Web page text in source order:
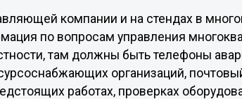
компании и на стендах в
по вопросам управления
там должны быть телефоны
организаций,
работах, проверках